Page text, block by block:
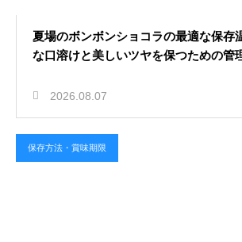
夏場のボンボンショコラの最適な保存
な口溶けと美しいツヤを保つための管
2026.08.07
保存方法・賞味期限